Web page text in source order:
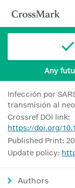
Any
Infección por
transmisión al
Crossref DOI link:
https://doi.org/
Published Print:
Update policy:
Authors